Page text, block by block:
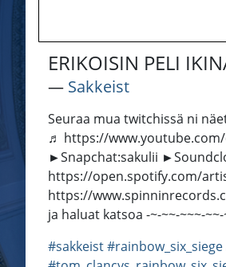
ERIKOISIN PELI
― Sakkeist
Seuraa mua twitchissä ni
♬ https://www.youtube.com/
►Snapchat:sakulii
https://open.spotify.com/
https://
ja haluat katsoa -~-~~-~~~-
#sakkeist#rainbow_six_siege